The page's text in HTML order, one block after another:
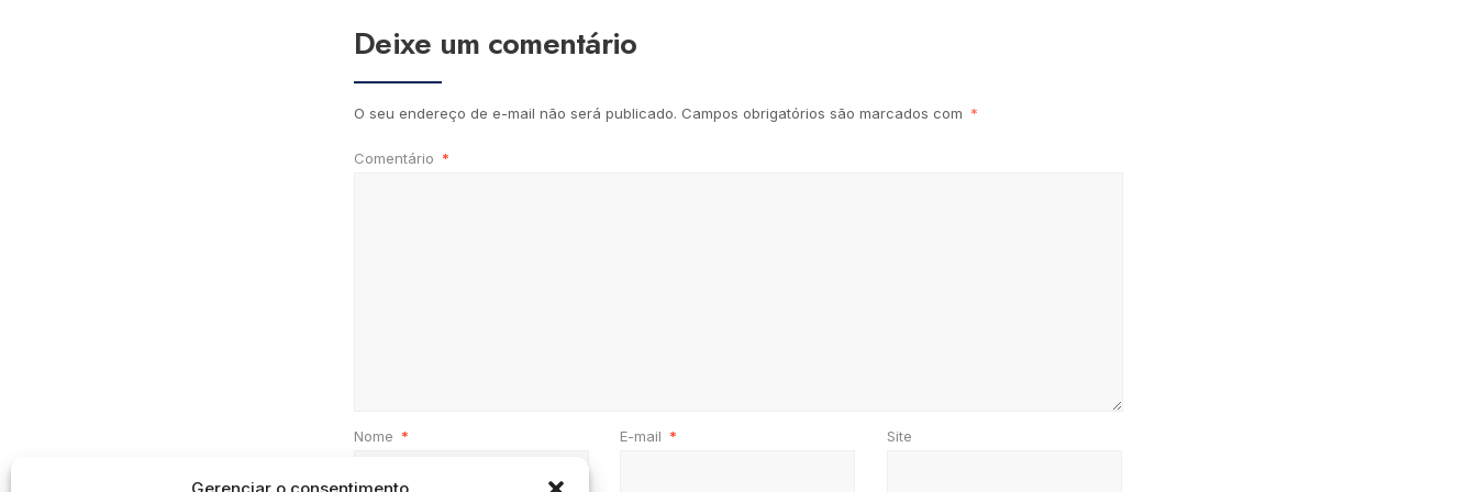
Deixe um comentário
O seu endereço de e-mail não será publicado. Campos obrigatórios são marcados com *
Comentário *
Nome * E-mail * Site